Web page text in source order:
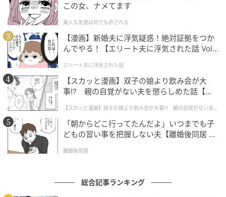
この女、ナメてます
美人な友達は何でも許される
【漫画】新婚夫に浮気疑惑！絶対証拠をつか
んでやる！【エリート夫に浮気された話 Vol.
エリート夫に浮気された話
【スカッと漫画】双子の娘より飲み会が大
事!? 親の自覚がない夫を懲らしめた話【第1
【スカッと漫画】双子の娘より飲み会が大事!? 親の自覚がない夫を
懲らしめた話
「朝からどこ行ってたんだよ」いつまでも子
どもの習い事を把握しない夫【離婚後同居 Vo
離婚後同居
総合記事ランキング